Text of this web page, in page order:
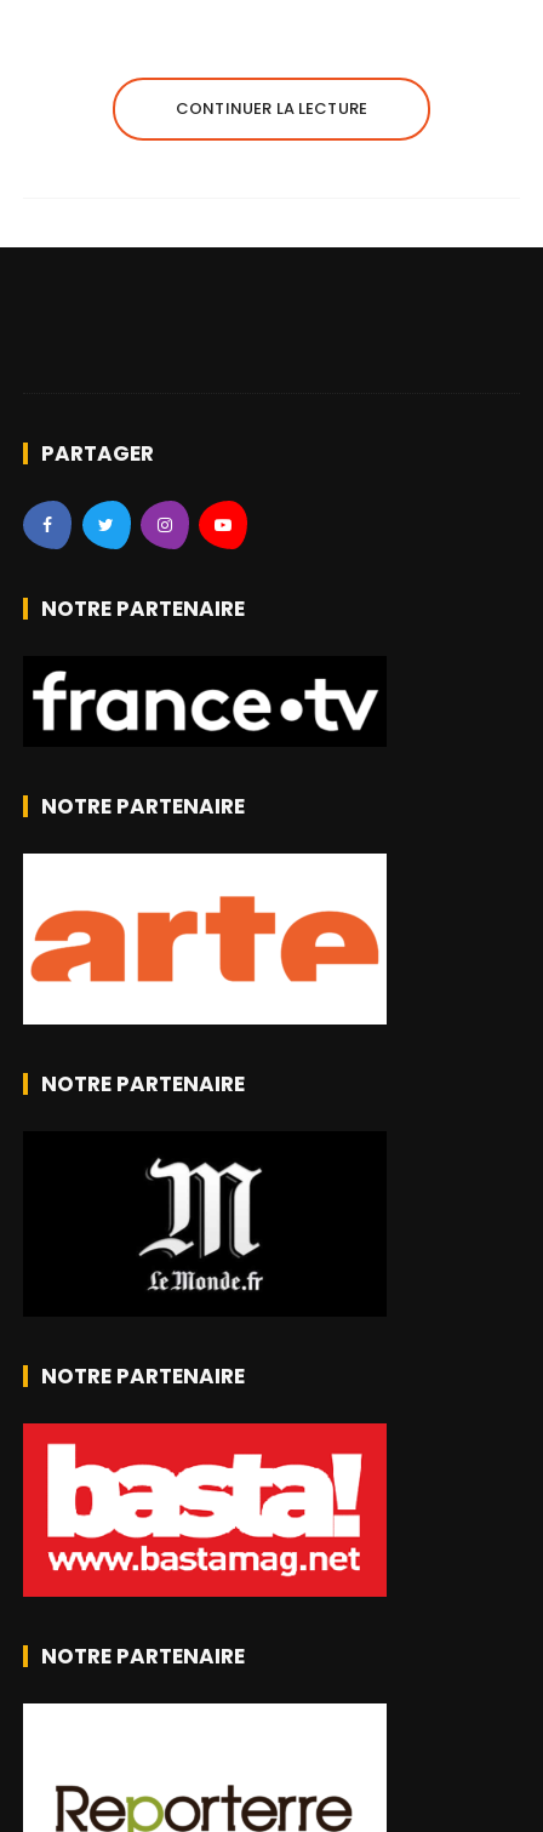
CONTINUER LA LECTURE
PARTAGER
NOTRE PARTENAIRE
NOTRE PARTENAIRE
NOTRE PARTENAIRE
NOTRE PARTENAIRE
NOTRE PARTENAIRE